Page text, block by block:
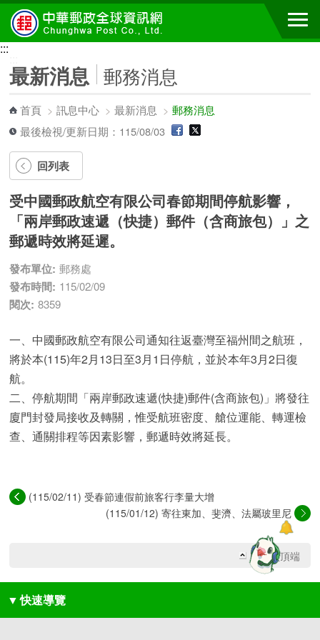
跳到主要內容區塊
:::
最新消息 郵務消息
首頁 >訊息中心 >最新消息 >郵務消息
最後檢視/更新日期：115/08/03
回列表
受中國郵政航空有限公司春節期間停航影響，
「兩岸郵政速遞（快捷）郵件（含商旅包）」之
郵遞時效將延遲。
發布單位: 郵務處
發布時間: 115/02/09
閱次: 8359
一、中國郵政航空有限公司通知往返臺灣至福州間之航班，
將於本(115)年2月13日至3月1日停航，並於本年3月2日復
航。
二、停航期間「兩岸郵政速遞(快捷)郵件(含商旅包)」將發往
廈門封發局接收及轉關，惟受航班密度、艙位運能、轉運檢
查、通關排程等因素影響，郵遞時效將延長。
(115/02/11) 受春節連假前旅客行李量大增
(115/01/12) 寄往東加、斐濟、法屬玻里尼
西...
回網頁頂端
▼ 快速導覽